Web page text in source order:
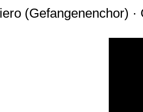
(Gefangenenchor)